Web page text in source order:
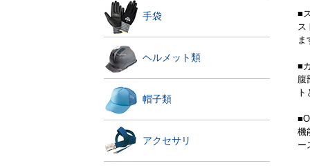
手袋
ヘルメット類
帽子類
アクセサリ
■
ス
ま
■
腹
機
ー